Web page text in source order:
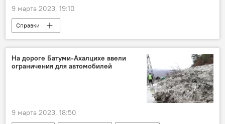
9 марта 2023, 19:10
Справки
На дороге Батуми-Ахалцихе ввели
ограничения для автомобилей
9 марта 2023, 18:50